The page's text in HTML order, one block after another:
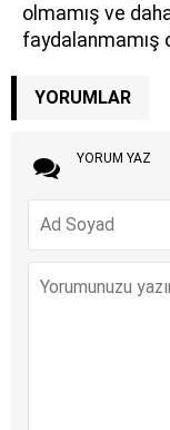
olmamış ve
faydalanmamış
YORUMLAR
YORUM YAZ